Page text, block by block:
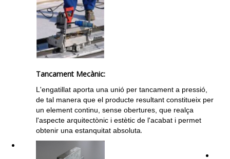
Tancament Mecànic:
L'engatillat aporta una unió per tancament a pressió,
de tal manera que el producte resultant constitueix per
un element continu, sense obertures, que realça
l'aspecte arquitectònic i estètic de l'acabat i permet
obtenir una estanquitat absoluta.